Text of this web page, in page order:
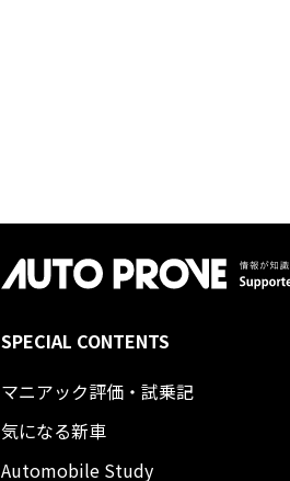
SPECIAL CONTENTS
マニアック評価・試乗記
気になる新車
Automobile Study